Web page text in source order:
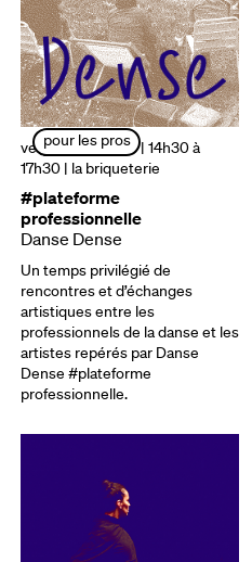
pour les pros
vendredi 28 mars | 14h30 à
17h30 | la briqueterie
#plateforme
professionnelle
Danse Dense
Un temps privilégié de
rencontres et d’échanges
artistiques entre les
professionnels de la danse et les
artistes repérés par Danse
Dense #plateforme
professionnelle.